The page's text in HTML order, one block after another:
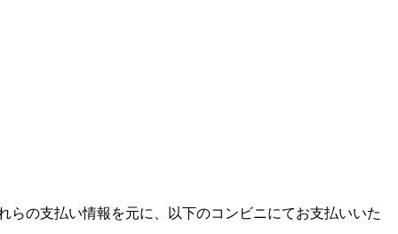
らの支払い情報を元に、以下のコンビニにてお支払いいた